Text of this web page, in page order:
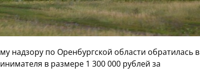
надзору по Оренбургской области обратилась в
в размере 1 300 000 рублей за